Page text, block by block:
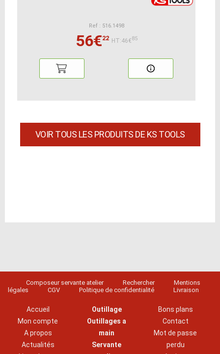
Ref : 516.1498
56€22 HT:46€85
VOIR TOUS LES PRODUITS DE KS TOOLS
Composeur servante atelier Rechercher
Mentions
légales
CGV Politique de confidentialité Livraison
Accueil
Mon compte
A propos
Actualités
Outillage
Outillages a
main
Servante
Bons plans
Contact
Mot de passe
perdu